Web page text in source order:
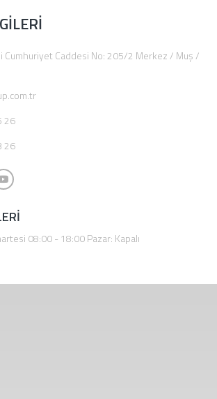
Cumhuriyet Caddesi No: 205/2 Merkez / Muş /
26
26
08:00 - 18:00 Pazar: Kapalı